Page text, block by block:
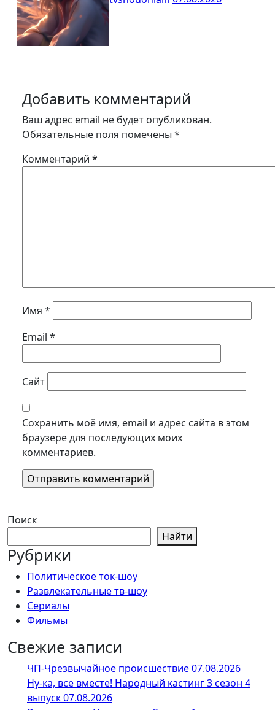
Добавить комментарий
Ваш адрес email не будет опубликован.
Обязательные поля помечены *
Комментарий *
Имя *
Email *
Сайт
Сохранить моё имя, email и адрес сайта в этом
браузере для последующих моих
комментариев.
Поиск
Найти
Рубрики
Политическое ток-шоу
Развлекательные тв-шоу
Сериалы
Фильмы
Свежие записи
ЧП-Чрезвычайное происшествие 07.08.2026
Ну-ка, все вместе! Народный кастинг 3 сезон 4
выпуск 07.08.2026